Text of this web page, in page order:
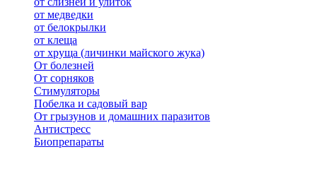
от медведки
от белокрылки
от клеща
от хруща (личинки майского жука)
От болезней
От сорняков
Стимуляторы
Побелка и садовый вар
От грызунов и домашних паразитов
Антистресс
Биопрепараты